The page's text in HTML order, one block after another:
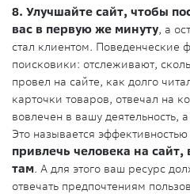
8. Улучшайте сайт, чтобы
вас в первую же минуту, а
стал клиентом. Поведенческие
поисковики: отслеживают,
провел на сайте, как долго
карточки товаров, отвечал на
вовлечен в вашу деятельность,
Это называется
привлечь человека на
там. А для этого ваш ресурс
отвечать предпочтениям